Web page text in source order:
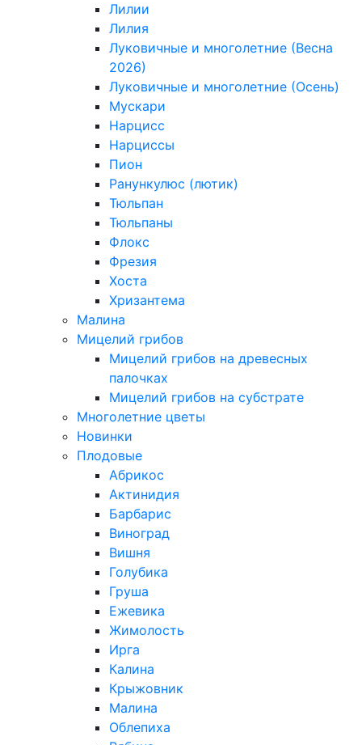
Лилии
Лилия
Луковичные и многолетние (Весна
2026)
Луковичные и многолетние (Осень)
Мускари
Нарцисс
Нарциссы
Пион
Ранункулюс (лютик)
Тюльпан
Тюльпаны
Флокс
Фрезия
Хоста
Хризантема
Малина
Мицелий грибов
Мицелий грибов на древесных
палочках
Мицелий грибов на субстрате
Многолетние цветы
Новинки
Плодовые
Абрикос
Актинидия
Барбарис
Виноград
Вишня
Голубика
Груша
Ежевика
Жимолость
Ирга
Калина
Крыжовник
Малина
Облепиха